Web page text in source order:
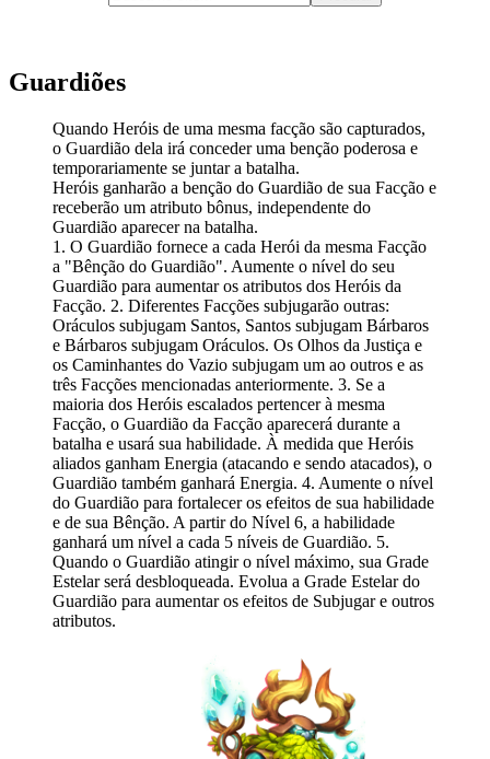
Guardiões
Quando Heróis de uma mesma facção são capturados,
o Guardião dela irá conceder uma benção poderosa e
temporariamente se juntar a batalha.
Heróis ganharão a benção do Guardião de sua Facção e
receberão um atributo bônus, independente do
Guardião aparecer na batalha.
1. O Guardião fornece a cada Herói da mesma Facção
a "Bênção do Guardião". Aumente o nível do seu
Guardião para aumentar os atributos dos Heróis da
Facção. 2. Diferentes Facções subjugarão outras:
Oráculos subjugam Santos, Santos subjugam Bárbaros
e Bárbaros subjugam Oráculos. Os Olhos da Justiça e
os Caminhantes do Vazio subjugam um ao outros e as
três Facções mencionadas anteriormente. 3. Se a
maioria dos Heróis escalados pertencer à mesma
Facção, o Guardião da Facção aparecerá durante a
batalha e usará sua habilidade. À medida que Heróis
aliados ganham Energia (atacando e sendo atacados), o
Guardião também ganhará Energia. 4. Aumente o nível
do Guardião para fortalecer os efeitos de sua habilidade
e de sua Bênção. A partir do Nível 6, a habilidade
ganhará um nível a cada 5 níveis de Guardião. 5.
Quando o Guardião atingir o nível máximo, sua Grade
Estelar será desbloqueada. Evolua a Grade Estelar do
Guardião para aumentar os efeitos de Subjugar e outros
atributos.